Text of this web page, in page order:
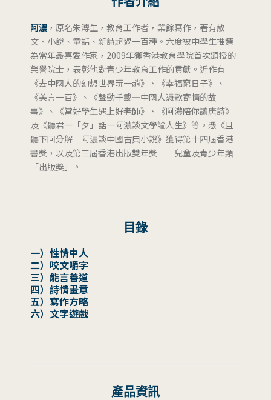
阿濃 ，原名朱溥生，教育工作者，業餘寫作，著有散
文、小說、童話、新詩超過一百種。六度被中學生推選
為當年最喜愛作家，2009年獲香港教育學院首次頒授的
榮譽院士，表彰他對青少年教育工作的貢獻。近作有
《去中國人的幻想世界玩一趟》、《幸福窮日子》、
《美言一百》、《聲動千載─中國人憑歌寄情的故
事》、《當好學生遇上好老師》、《阿濃陪你讀唐詩》
及《聽君一「夕」話一阿濃談文學論人生》等。憑《且
聽下回分解─阿濃談中國古典小說》獲得第十四屆香港
書獎，以及第三屆香港出版雙年獎——兒童及青少年類
「出版獎」。
目錄
一）性情中人
二）咬文嚼字
三）能言善道
四）詩情畫意
五）寫作方略
六）文字遊戲
產品資訊